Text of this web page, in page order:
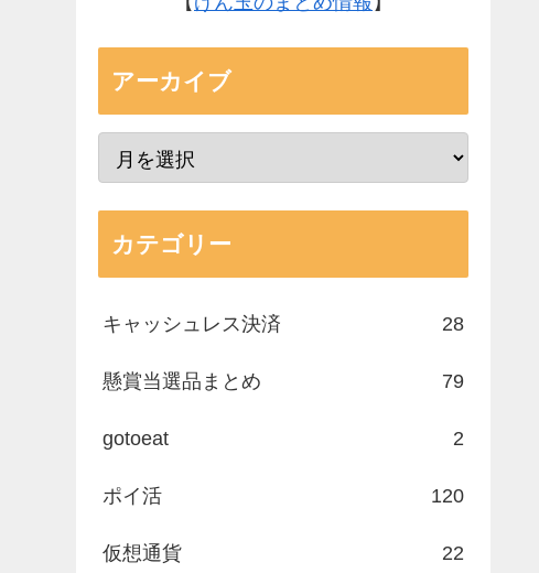
アーカイブ
カテゴリー
キャッシュレス決済 28
懸賞当選品まとめ 79
gotoeat 2
ポイ活 120
仮想通貨 22